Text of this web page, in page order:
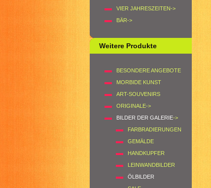
VIER JAHRESZEITEN->
BÄR->
Weitere Produkte
BESONDERE ANGEBOTE
MORBIDE KUNST
ART-SOUVENIRS
ORIGINALE->
BILDER DER GALERIE->
FARBRADIERUNGEN
GEMÄLDE
HANDKUPFER
LEINWANDBILDER
ÖLBILDER